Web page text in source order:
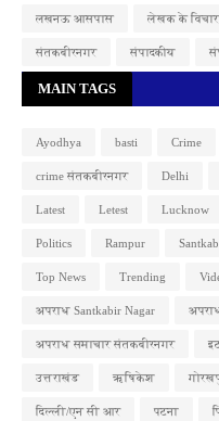
लखनऊ आसपास लेखक के विचार
संतकबीरनगर संपादकीय
MAIN TAGS
Ayodhya basti Crime
crime संतकबीरनगर Delhi
Latest Letest Lucknow
Politics Rampur
Top News Trending
अपराध Santkabir Nagar
अपराध समाचार संतकबीरनगर
उत्तराखंड ऋषिकेश
दिल्ली/एन सी आर पटना